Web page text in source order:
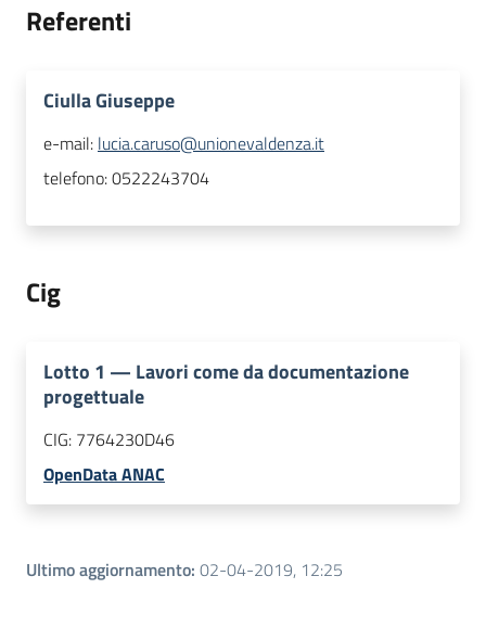
Referenti
Ciulla Giuseppe
e-mail: lucia.caruso@unionevaldenza.it
telefono:0522243704
Cig
Lotto 1 — Lavori come da documentazione
progettuale
CIG: 7764230D46
OpenData ANAC
Ultimo aggiornamento: 02-04-2019, 12:25